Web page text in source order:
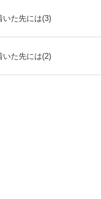
いた先には(3)
いた先には(2)